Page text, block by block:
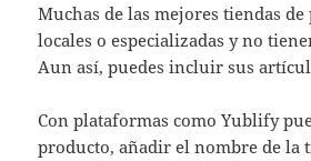
Muchas de las mejores tiendas
locales o especializadas y no
Aun así, puedes incluir sus
Con plataformas como Yublify
producto, añadir el nombre de la